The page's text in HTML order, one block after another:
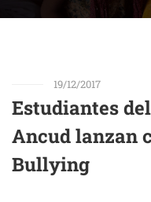
19/12/2017
Estudiantes
Ancud lanzan
Bullying